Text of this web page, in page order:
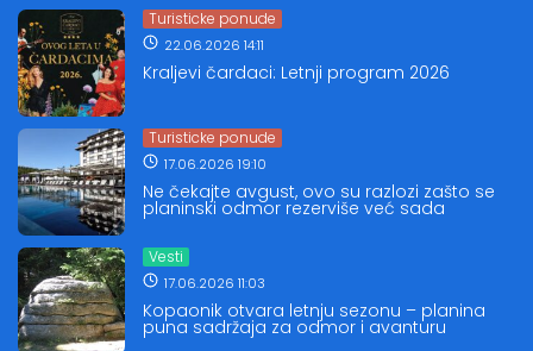
Turisticke ponude
22.06.2026 14:11
Kraljevi čardaci: Letnji program 2026
Turisticke ponude
17.06.2026 19:10
Ne čekajte avgust, ovo su razlozi zašto se
planinski odmor rezerviše već sada
Vesti
17.06.2026 11:03
Kopaonik otvara letnju sezonu – planina
puna sadržaja za odmor i avanturu